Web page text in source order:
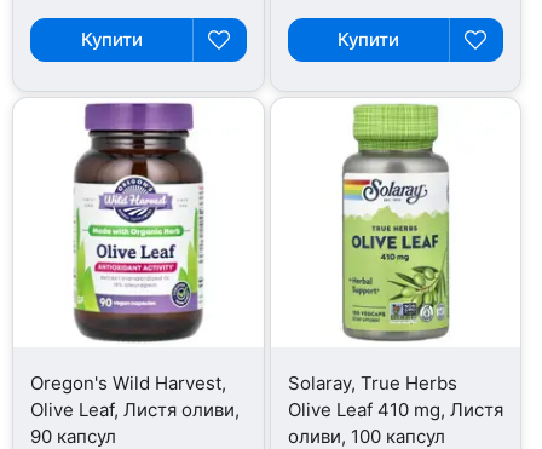
Купити Купити
Oregon's Wild Harvest,
Olive Leaf, Листя оливи,
90 капсул
Solaray, True Herbs
Olive Leaf 410 mg, Листя
оливи, 100 капсул